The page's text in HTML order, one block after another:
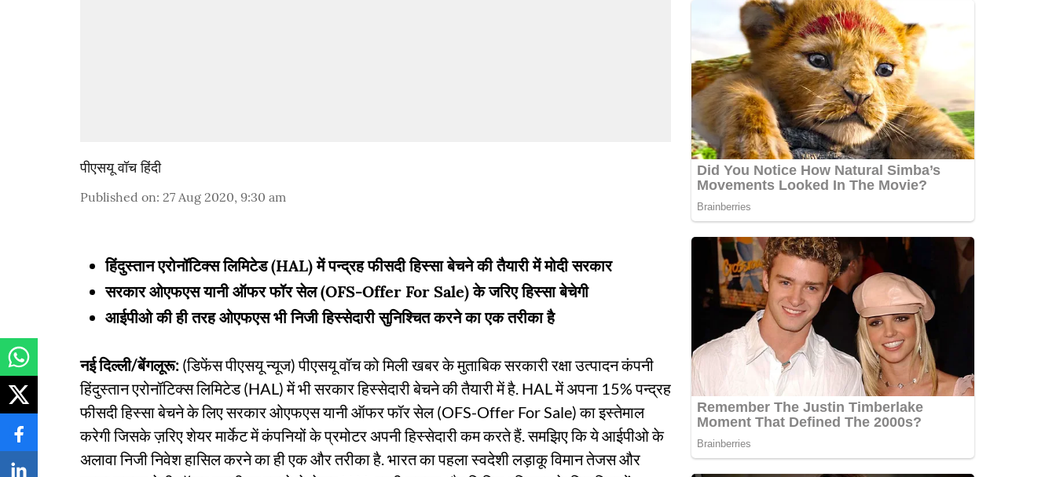
पीएसयू वॉच हिंदी
Published on: 27 Aug 2020, 9:30 am
हिंदुस्तान एरोनॉटिक्स लिमिटेड (HAL) में पन्द्रह फीसदी हिस्सा बेचने की तैयारी में मोदी सरकार
सरकार ओएफएस यानी ऑफर फॉर सेल (OFS-Offer For Sale) के जरिए हिस्सा बेचेगी
आईपीओ की ही तरह ओएफएस भी निजी हिस्सेदारी सुनिश्चित करने का एक तरीका है
नई दिल्ली/बेंगलूरू: (डिफेंस पीएसयू न्यूज) पीएसयू वॉच को मिली खबर के मुताबिक सरकारी रक्षा उत्पादन कंपनी
हिंदुस्तान एरोनॉटिक्स लिमिटेड (HAL) में भी सरकार हिस्सेदारी बेचने की तैयारी में है. HAL में अपना 15% पन्द्रह
फीसदी हिस्सा बेचने के लिए सरकार ओएफएस यानी ऑफर फॉर सेल (OFS-Offer For Sale) का इस्तेमाल
करेगी जिसके ज़रिए शेयर मार्केट में कंपनियों के प्रमोटर अपनी हिस्सेदारी कम करते हैं. समझिए कि ये आईपीओ के
अलावा निजी निवेश हासिल करने का ही एक और तरीका है. भारत का पहला स्वदेशी लड़ाकू विमान तेजस और